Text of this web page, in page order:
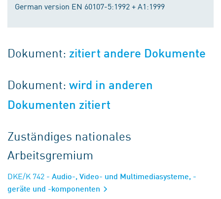
German version EN 60107-5:1992 + A1:1999
Dokument: zitiert andere Dokumente
Dokument:wird in anderen
Dokumenten zitiert
Zuständiges nationales
Arbeitsgremium
DKE/K 742 - Audio-, Video- und Multimediasysteme, -
geräte und -komponenten